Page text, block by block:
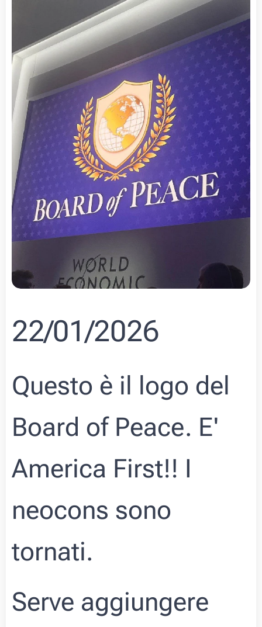
22/01/2026
Questo è il logo del
Board of Peace. E'
America First!! I
neocons sono
tornati.
Serve aggiungere